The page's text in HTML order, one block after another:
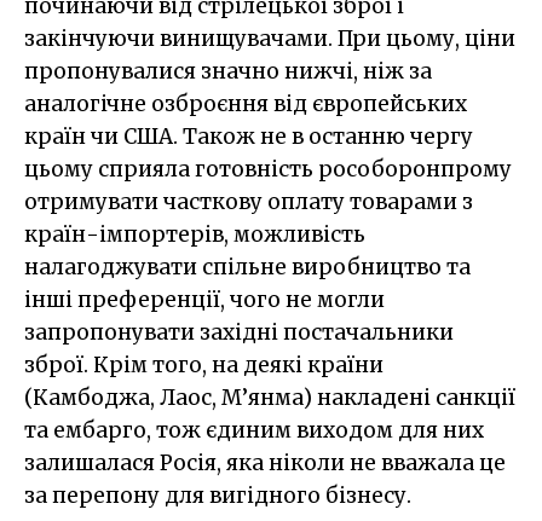
починаючи від стрілецької зброї і
закінчуючи винищувачами. При цьому, ціни
пропонувалися значно нижчі, ніж за
аналогічне озброєння від європейських
країн чи США. Також не в останню чергу
цьому сприяла готовність рособоронпрому
отримувати часткову оплату товарами з
країн-імпортерів, можливість
налагоджувати спільне виробництво та
інші преференції, чого не могли
запропонувати західні постачальники
зброї. Крім того, на деякі країни
(Камбоджа, Лаос, М’янма) накладені санкції
та ембарго, тож єдиним виходом для них
залишалася Росія, яка ніколи не вважала це
за перепону для вигідного бізнесу.